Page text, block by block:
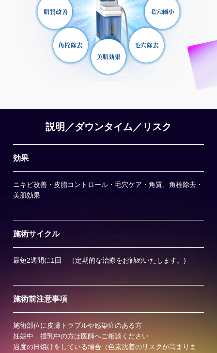
説明／ダウンタイム／リスク
効果
ニキビ改善・皮脂コントロール・毛穴ケア・角質、角栓除去・
美肌効果
施術サイクル
最短2週間に1回 （定期的な治療をお勧めいたします。)
施術前注意事項
施術部位に皮膚トラブルや感染症のある方
妊娠中 授乳中の方は医師へご相談ください
過度の日焼けをしている場合（色素沈着のリスクが高まりま